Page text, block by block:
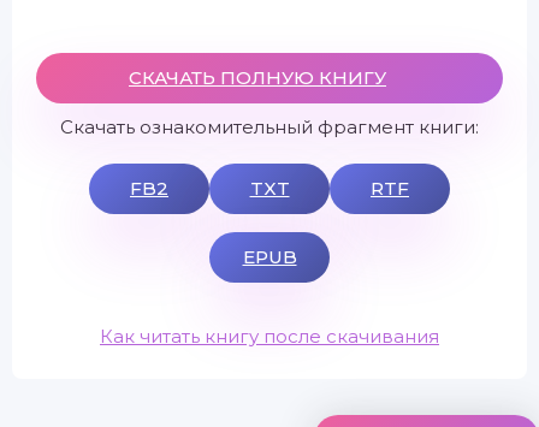
СКАЧАТЬ ПОЛНУЮ КНИГУ
Скачать ознакомительный фрагмент книги:
FB2 TXT RTF
EPUB
Как читать книгу после скачивания